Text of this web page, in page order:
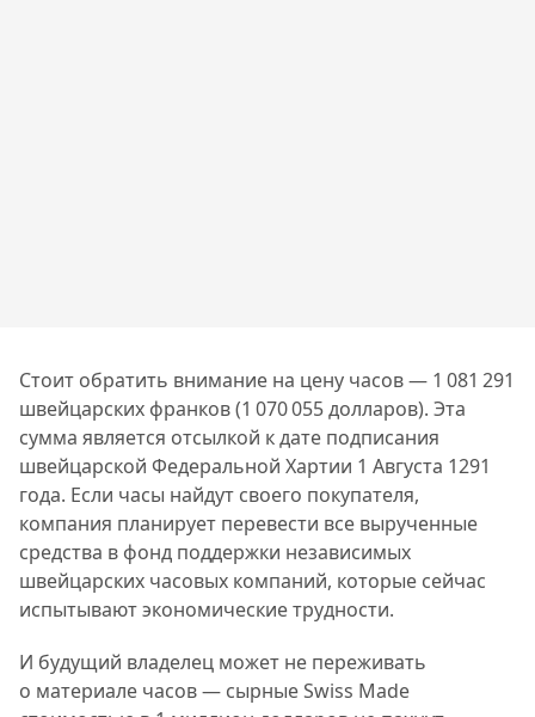
Стоит обратить внимание на цену часов — 1 081 291
швейцарских франков (1 070 055 долларов). Эта
сумма является отсылкой к дате подписания
швейцарской Федеральной Хартии 1 Августа 1291
года. Если часы найдут своего покупателя,
компания планирует перевести все вырученные
средства в фонд поддержки независимых
швейцарских часовых компаний, которые сейчас
испытывают экономические трудности.
И будущий владелец может не переживать
о материале часов — сырные Swiss Made